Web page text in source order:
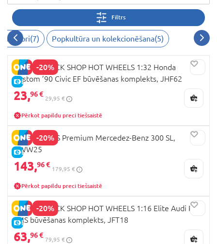
Filtrs
(7) Popkultūra un kolekcionēšana(5)
-20%
E-CENA
MATTEL BRICK SHOP HOT WHEELS 1:32 Honda
Custom ’90 Civic EF būvēšanas komplekts, JHF62
23,96 €
29,95 €
Pērkot papildu preci tiešsaistē
-20%
E-CENA
HOT WHEELS Premium Mercedez-Benz 300 SL,
HWW25
143,96 €
179,95 €
Pērkot papildu preci tiešsaistē
-20%
E-CENA
MATTEL BRICK SHOP HOT WHEELS 1:16 Elite Audi R8
LMS būvēšanas komplekts, JFT18
63,96 €
79,95 €